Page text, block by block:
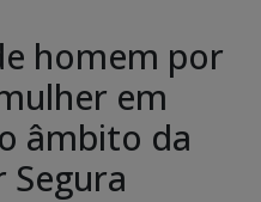
homem por
em
âmbito da